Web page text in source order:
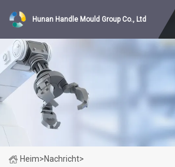
Hunan Handle Mould Group Co., Ltd
Heim>Nachricht>